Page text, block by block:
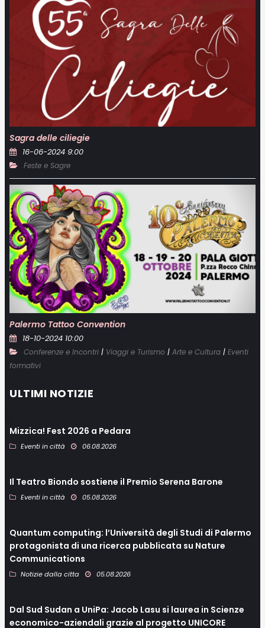
Sagra delle ciliegie
16-06-2024 9:00
Feste e Sagre
Palermo Tattoo Convention
18-10-2024 10:00
Conferenze e Incontri | Viaggi e Turismo | Arte e Cultura | Eventi
formativi
ULTIMI NOTIZIE
Mizzica! Fest 2026 a Pedara
Eventi in città 06.08.2026
Il Teatro Biondo sostiene il Premio Serena Barone
Eventi in città 05.08.2026
Quantum computing: l’Università degli Studi di Palermo
protagonista di una ricerca pubblicata su Nature
Communications
Notizie dalla citta 05.08.2026
Dal Sud Sudan a UniPa: Jacob Lasu si laurea in Scienze
economico-aziendali grazie al progetto UNICORE